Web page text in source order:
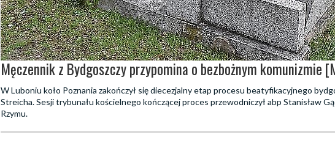
Męczennik z Bydgoszczy przypomina o bezbożnym komunizmie
W Luboniu koło Poznania zakończył się diecezjalny etap procesu beatyfikacyjnego
Streicha. Sesji trybunału kościelnego kończącej proces przewodniczył abp Stanisław
Rzymu.